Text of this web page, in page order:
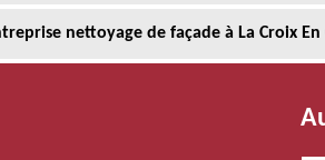
nettoyage de façade à La Croix